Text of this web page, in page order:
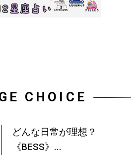
CHOICE
どんな日常が理想？
《BESS》...